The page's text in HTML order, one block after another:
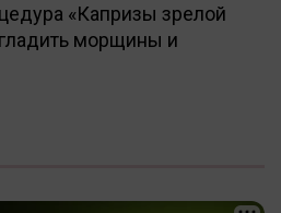
«Капризы зрелой
морщины и